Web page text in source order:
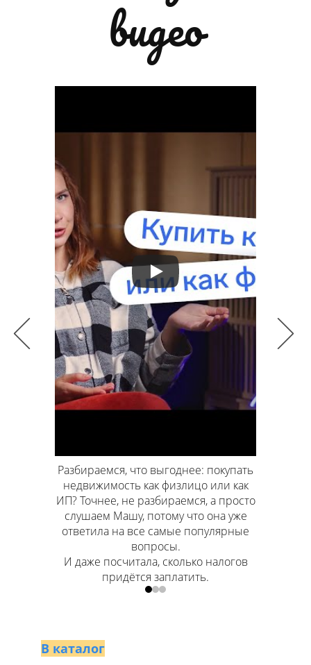
видео
Самозанятость или, скажем, ИП на
УСН 6%? А может, вообще ИП на НПД?
Почему самозанятых не любят?
Потому что они самодостаточные?
Или потому что ненадёжные?
В каталог